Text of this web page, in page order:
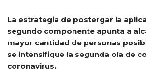
La estrategia de postergar la
segundo componente apunta a
mayor cantidad de personas
se intensifique la segunda ola de
coronavirus.